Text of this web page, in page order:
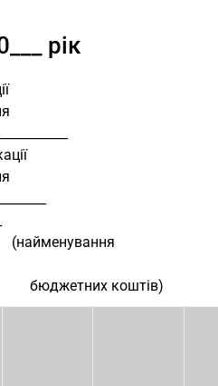
рік
                                                       бюджетних коштів)